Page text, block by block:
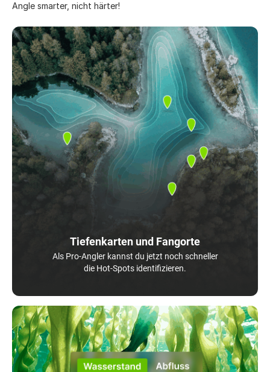
Angle smarter, nicht härter!
Tiefenkarten und Fangorte
Als Pro-Angler kannst du jetzt noch schneller
die Hot-Spots identifizieren.